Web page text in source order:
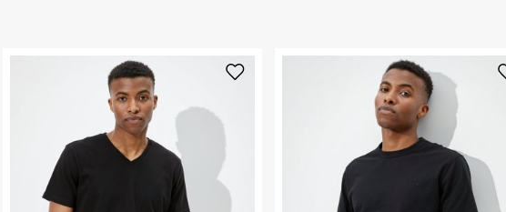
על גבי החבילה
באתר בלבד